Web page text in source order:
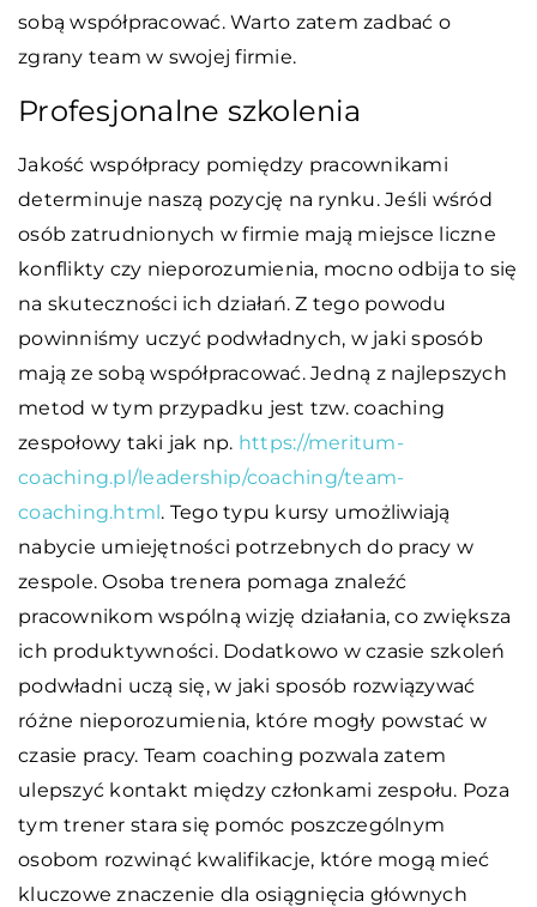
sobą współpracować. Warto zatem zadbać o
zgrany team w swojej firmie.
Profesjonalne szkolenia
Jakość współpracy pomiędzy pracownikami
determinuje naszą pozycję na rynku. Jeśli wśród
osób zatrudnionych w firmie mają miejsce liczne
konflikty czy nieporozumienia, mocno odbija to się
na skuteczności ich działań. Z tego powodu
powinniśmy uczyć podwładnych, w jaki sposób
mają ze sobą współpracować. Jedną z najlepszych
metod w tym przypadku jest tzw. coaching
zespołowy taki jak np. https://meritum-
coaching.pl/leadership/coaching/team-
coaching.html. Tego typu kursy umożliwiają
nabycie umiejętności potrzebnych do pracy w
zespole. Osoba trenera pomaga znaleźć
pracownikom wspólną wizję działania, co zwiększa
ich produktywności. Dodatkowo w czasie szkoleń
podwładni uczą się, w jaki sposób rozwiązywać
różne nieporozumienia, które mogły powstać w
czasie pracy. Team coaching pozwala zatem
ulepszyć kontakt między członkami zespołu. Poza
tym trener stara się pomóc poszczególnym
osobom rozwinąć kwalifikacje, które mogą mieć
kluczowe znaczenie dla osiągnięcia głównych